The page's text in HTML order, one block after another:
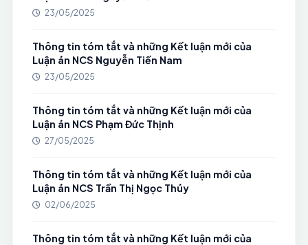
23/05/2025
Thông tin tóm tắt và những Kết luận mới của
Luận án NCS Nguyễn Tiến Nam
23/05/2025
Thông tin tóm tắt và những Kết luận mới của
Luận án NCS Phạm Đức Thịnh
27/05/2025
Thông tin tóm tắt và những Kết luận mới của
Luận án NCS Trần Thị Ngọc Thúy
02/06/2025
Thông tin tóm tắt và những Kết luận mới của